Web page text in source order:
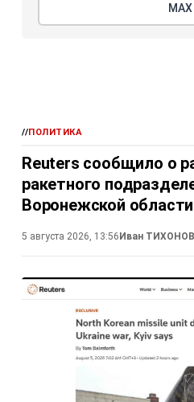
МАХ
//ПОЛИТИКА
Reuters сообщило о
ракетного
Воронежской области
5 августа 2026, 13:56Иван ТИХОНОВ